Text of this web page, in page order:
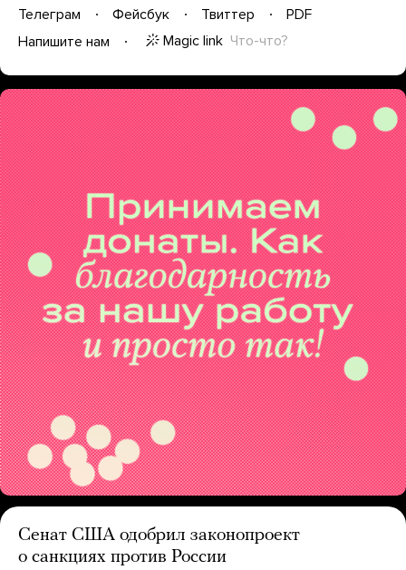
Телеграм Фейсбук Твиттер
PDF
Напишите нам
Magic link Что-что?
Сенат США одобрил законопроект
о санкциях против России